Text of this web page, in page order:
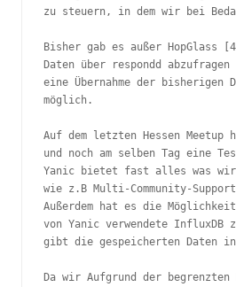
zu steuern, in dem wir bei
Bisher gab es außer
Daten über respondd
eine Übernahme der bisherigen
möglich.
Auf dem letzten Hessen
und noch am selben Tag eine
Yanic bietet fast alles was wir
wie z.B Multi-Community-
Außerdem hat es die
von Yanic verwendete
gibt die gespeicherten Daten in
Da wir Aufgrund der